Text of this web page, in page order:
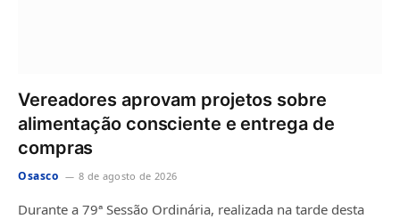
Vereadores aprovam projetos sobre
alimentação consciente e entrega de
compras
Osasco 8 de agosto de 2026
Durante a 79ª Sessão Ordinária, realizada na tarde desta